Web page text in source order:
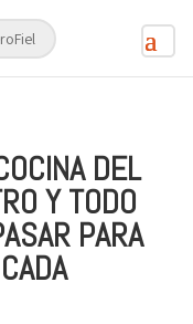
DEL
Y TODO
PARA